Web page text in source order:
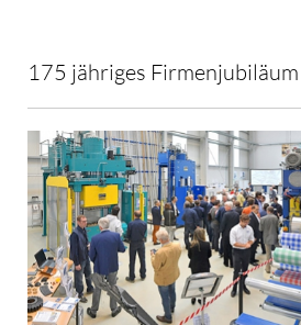
175 jähriges Firmenjubiläum